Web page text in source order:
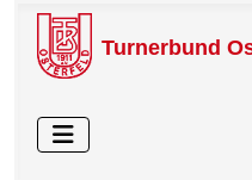
Turnerbund